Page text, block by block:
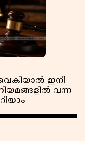
ഇനി
വന്ന